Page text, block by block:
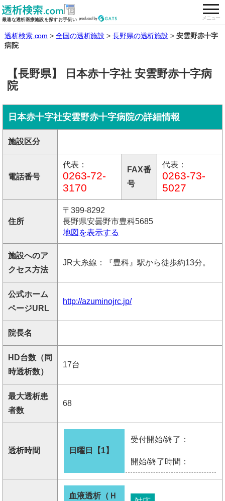
最適な透析医療施設を探すお手伝い メニュー
全国の透析施設を検索する
透析検索.com 全国の透析施設 長野県の透析施設
安雲野赤十字
病院
【長野県】 日本赤十字社 安雲野赤十字病
院
日本赤十字社安雲野赤十字病院の詳細情報
施設区分
電話番号
代表：
0263-72-
3170
FAX番
号
代表：
0263-73-
5027
住所
〒399-8292
長野県安曇野市豊科5685
地図を表示する
施設へのア
クセス方法
JR大糸線：『豊科』駅から徒歩約13分。
公式ホーム
ページURL
http://azuminojrc.jp/
院長名
HD台数（同
時透析数）
17台
最大透析患
者数
68
透析時間 日曜日【1】
受付開始/終了：
開始/終了時間：
血液透析（Ｈ